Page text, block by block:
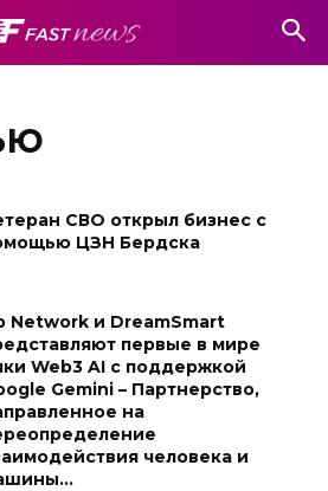
СВО открыл бизнес с
ЦЗН Бердска
Network и DreamSmart
первые в мире
Web3 AI с поддержкой
Gemini – Партнерство,
на
человека и